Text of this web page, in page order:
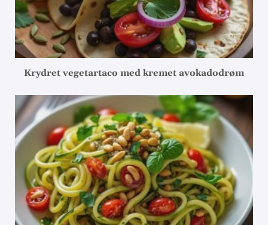
Krydret vegetartaco med kremet avokadodrøm